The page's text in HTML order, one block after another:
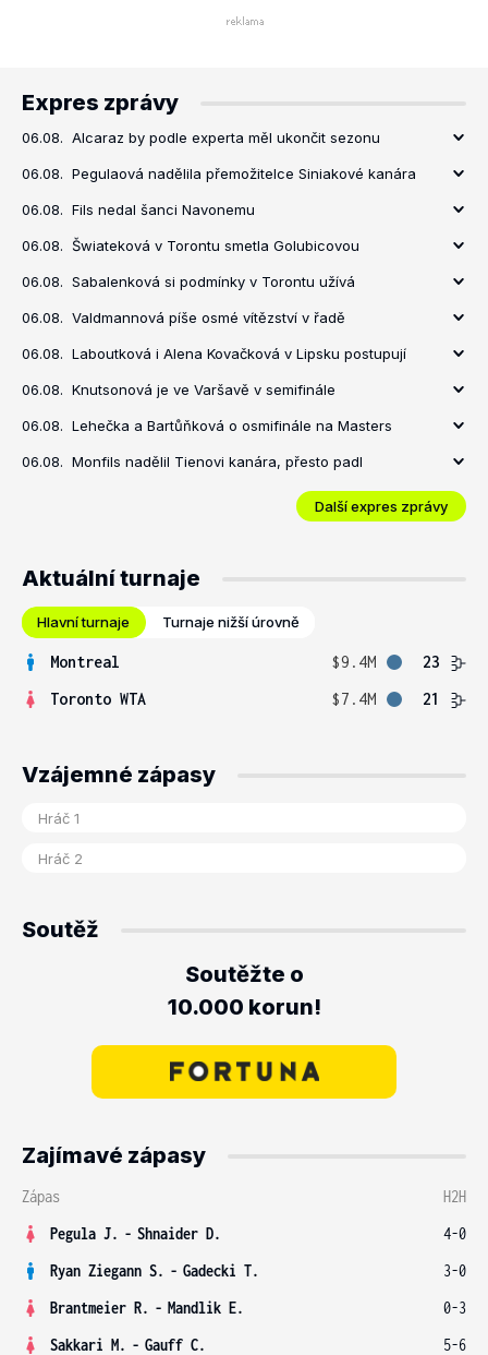
Expres zprávy
06.08. Alcaraz by podle experta měl ukončit sezonu
06.08. Pegulaová nadělila přemožitelce Siniakové kanára
06.08. Fils nedal šanci Navonemu
06.08. Šwiateková v Torontu smetla Golubicovou
06.08. Sabalenková si podmínky v Torontu užívá
06.08. Valdmannová píše osmé vítězství v řadě
06.08. Laboutková i Alena Kovačková v Lipsku postupují
06.08. Knutsonová je ve Varšavě v semifinále
06.08. Lehečka a Bartůňková o osmifinále na Masters
06.08. Monfils nadělil Tienovi kanára, přesto padl
Další expres zprávy
Aktuální turnaje
Hlavní turnaje Turnaje nižší úrovně
Montreal $9.4M
23
Toronto WTA
$7.4M 21
Vzájemné zápasy
Soutěž
Soutěžte o
10.000 korun!
Zajímavé zápasy
Zápas
H2H
Pegula J. - Shnaider D.
4-0
Ryan Ziegann S. - Gadecki T.
3-0
Brantmeier R. - Mandlik E.
0-3
Sakkari M. - Gauff C.
5-6